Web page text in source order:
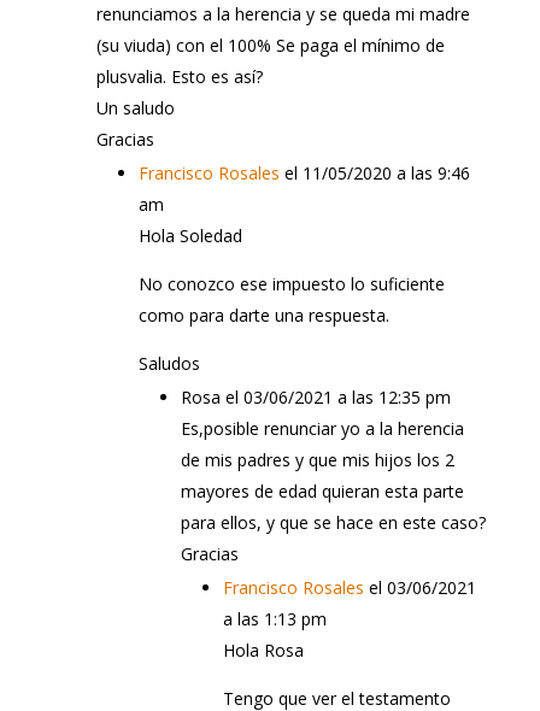
renunciamos a la herencia y se queda mi madre
(su viuda) con el 100% Se paga el mínimo de
plusvalia. Esto es así?
Un saludo
Gracias
Francisco Rosales el 11/05/2020 a las 9:46
am
Hola Soledad
No conozco ese impuesto lo suficiente
como para darte una respuesta.
Saludos
Rosa el 03/06/2021 a las 12:35 pm
Es,posible renunciar yo a la herencia
de mis padres y que mis hijos los 2
mayores de edad quieran esta parte
para ellos, y que se hace en este caso?
Gracias
Francisco Rosales el 03/06/2021
a las 1:13 pm
Hola Rosa
Tengo que ver el testamento